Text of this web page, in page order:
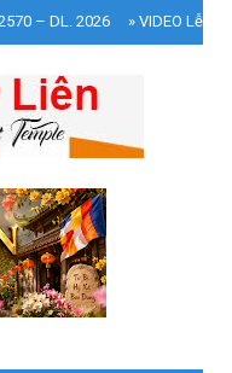
– DL. 2026 » VIDEO Lễ